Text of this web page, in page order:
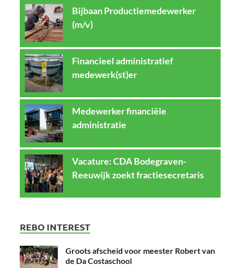
Bijbaan Productiemedewerker
(m/v)
Financieel administratief
medewerk(st)er
Medewerker financiële
administratie
Vacature: CDA Bodegraven-
Reeuwijk zoekt fractiesecretaris
REBO INTEREST
Groots afscheid voor meester Robert van
de Da Costaschool